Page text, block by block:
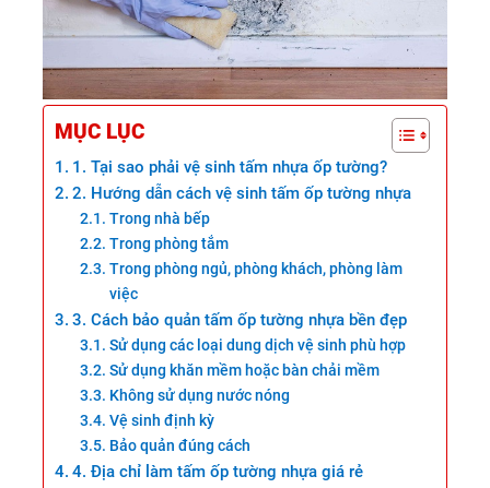
MỤC LỤC
1. Tại sao phải vệ sinh tấm nhựa ốp tường?
2. Hướng dẫn cách vệ sinh tấm ốp tường nhựa
Trong nhà bếp
Trong phòng tắm
Trong phòng ngủ, phòng khách, phòng làm
việc
3. Cách bảo quản tấm ốp tường nhựa bền đẹp
Sử dụng các loại dung dịch vệ sinh phù hợp
Sử dụng khăn mềm hoặc bàn chải mềm
Không sử dụng nước nóng
Vệ sinh định kỳ
Bảo quản đúng cách
4. Địa chỉ làm tấm ốp tường nhựa giá rẻ